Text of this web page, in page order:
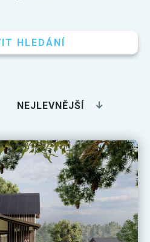
HLEDÁNÍ
NEJLEVNĚJŠÍ